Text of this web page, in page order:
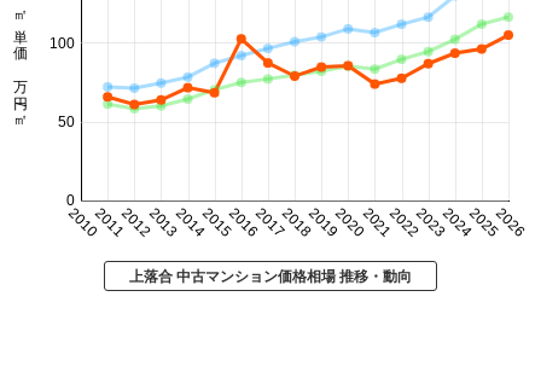
20102011201220132014201520162017201820192020202120222023202420252026
0
50
100
㎡単価 万円/㎡
上落合 中古マンション価格相場 推移・動向